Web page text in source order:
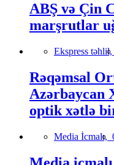
ABŞ və Çin
marşrutlar
Ekspress təhlil,
Rəqəmsal
Azərbaycan
optik xətlə
Media İcmalı,